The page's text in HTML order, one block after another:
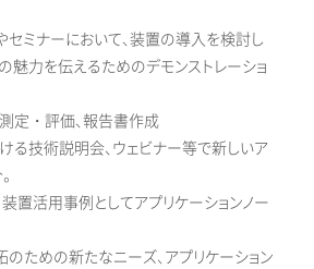
セミナーにおいて、装置の導入を検討し
魅力を伝えるためのデモンストレーショ
定・評価、報告書作成
る技術説明会、ウェビナー等で新しいア
装置活用事例としてアプリケーションノー
のための新たなニーズ、アプリケーション